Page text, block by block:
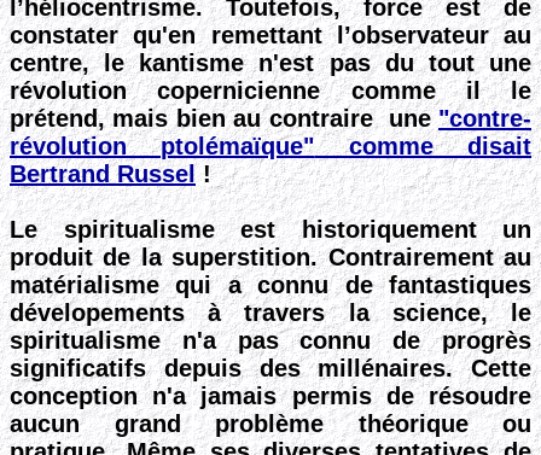
l’héliocentrisme. Toutefois, force est de
constater qu'en remettant l’observateur au
centre, le kantisme n'est pas du tout une
révolution copernicienne comme il le
prétend, mais bien au contraire une "contre-
révolution ptolémaïque"comme disait
Bertrand Russel!
Le spiritualisme est historiquement un
produit de la superstition. Contrairement au
matérialisme qui a connu de fantastiques
dévelopements à travers la science, le
spiritualismen'apas connu de progrès
significatifs depuis des millénaires. Cette
conceptionn'a jamais permis de résoudre
aucun grand problèmethéorique ou